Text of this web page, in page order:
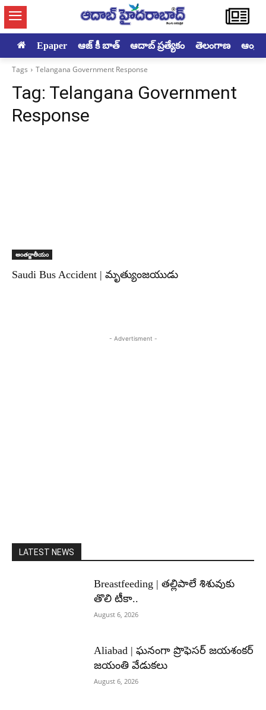
Epaper ఆజ్ కీ బాత్ ఆదాబ్ ప్రత్యేకం తెలంగాణ
Tags Telangana Government Response
Tag: Telangana Government
Response
అంతర్జాతీయం
Saudi Bus Accident | మృత్యుంజయుడు
- Advertisment -
LATEST NEWS
Breastfeeding | తల్లిపాలే శిశువుకు
తొలి టీకా..
August 6, 2026
Aliabad | ఘనంగా ప్రొఫెసర్ జయశంకర్
జయంతి వేడుకలు
August 6, 2026